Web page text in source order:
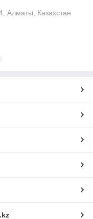
Алматы, Казахстан